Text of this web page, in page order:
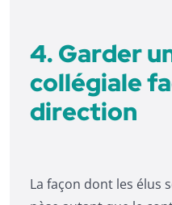
4. Garder
collégiale
direction
La façon dont les élus